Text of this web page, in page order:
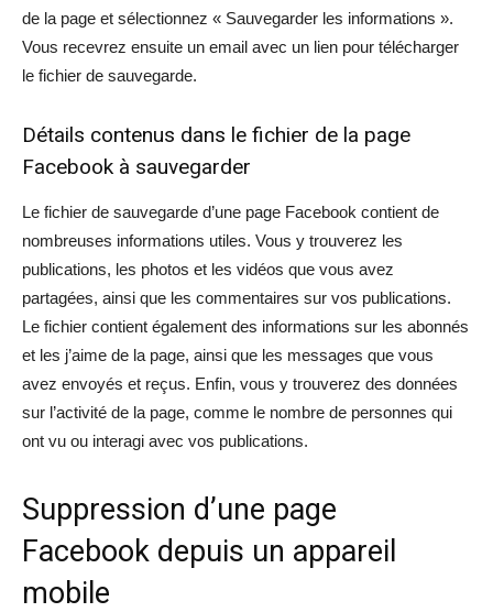
de la page et sélectionnez « Sauvegarder les informations ».
Vous recevrez ensuite un email avec un lien pour télécharger
le fichier de sauvegarde.
Détails contenus dans le fichier de la page
Facebook à sauvegarder
Le fichier de sauvegarde d’une page Facebook contient de
nombreuses informations utiles. Vous y trouverez les
publications, les photos et les vidéos que vous avez
partagées, ainsi que les commentaires sur vos publications.
Le fichier contient également des informations sur les abonnés
et les j’aime de la page, ainsi que les messages que vous
avez envoyés et reçus. Enfin, vous y trouverez des données
sur l’activité de la page, comme le nombre de personnes qui
ont vu ou interagi avec vos publications.
Suppression d’une page
Facebook depuis un appareil
mobile